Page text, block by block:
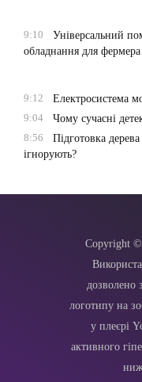
9:10
Універсальний
обладнання для фермера
9:12
Електросистема
9:04
Чому сучасні
8:56
Підготовка
ігнорують?
Copyright ©
дозволено
логотипу на
у плеєрі
активного